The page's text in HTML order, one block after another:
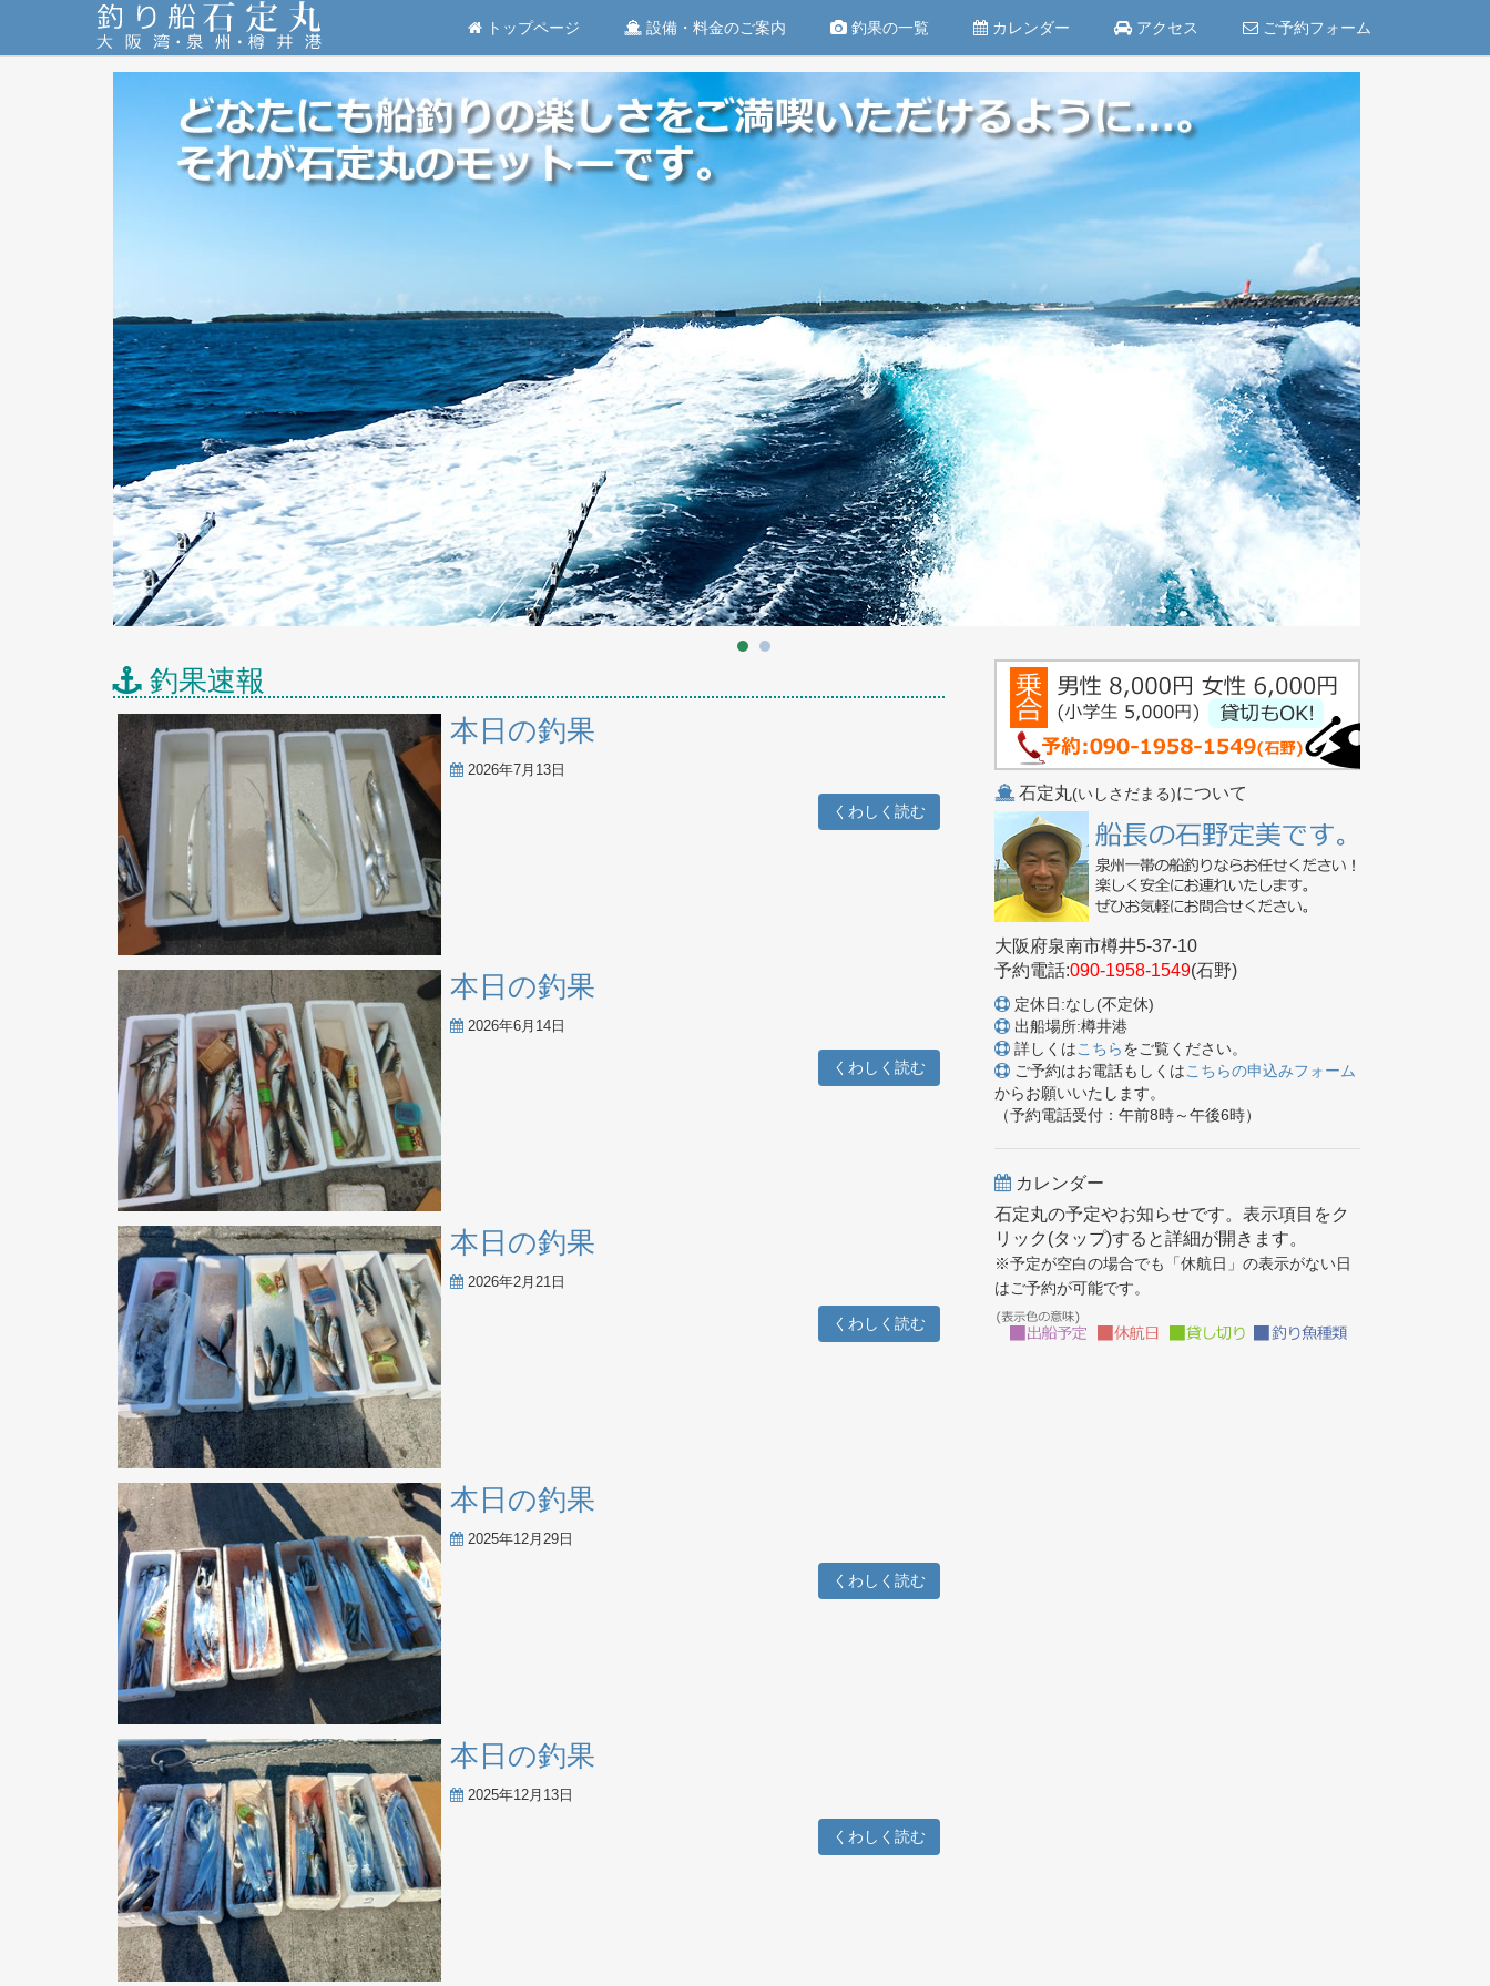
トップページ 設備・料金のご案内 釣果の一覧 カレンダー アクセス ご予約フォーム
釣果速報
本日の釣果
2026年7月13日
くわしく読む
本日の釣果
2026年6月14日
くわしく読む
本日の釣果
2026年2月21日
くわしく読む
本日の釣果
2025年12月29日
くわしく読む
本日の釣果
2025年12月13日
くわしく読む
石定丸(いしさだまる)について
大阪府泉南市樽井5-37-10
予約電話:090-1958-1549(石野)
定休日:なし(不定休)
出船場所:樽井港
詳しくはこちらをご覧ください。
ご予約はお電話もしくはこちらの申込みフォーム
からお願いいたします。
（予約電話受付：午前8時～午後6時）
カレンダー
石定丸の予定やお知らせです。表示項目をク
リック(タップ)すると詳細が開きます。
※予定が空白の場合でも「休航日」の表示がない日
はご予約が可能です。